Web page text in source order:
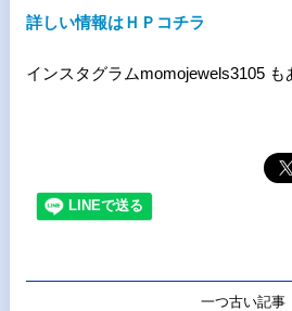
詳しい情報はＨＰコチラ
インスタグラムmomojewels3105 も
一つ古い記事